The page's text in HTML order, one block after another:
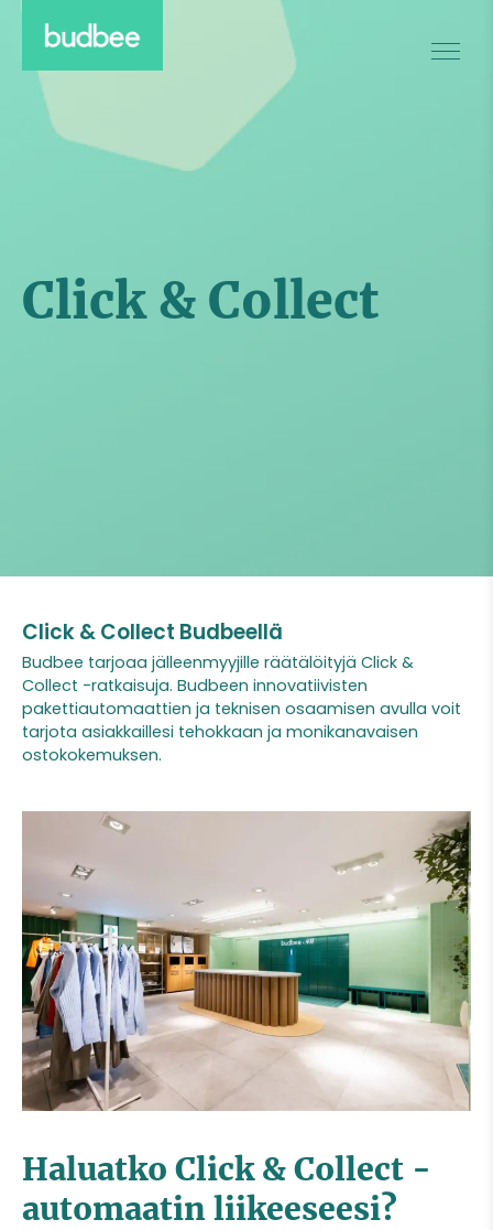
Click & Collect
Click & Collect Budbeellä
Budbee tarjoaa jälleenmyyjille räätälöityjä Click &
Collect -ratkaisuja. Budbeen innovatiivisten
pakettiautomaattien ja teknisen osaamisen avulla voit
tarjota asiakkaillesi tehokkaan ja monikanavaisen
ostokokemuksen.
Haluatko Click & Collect -
automaatin liikeeseesi?